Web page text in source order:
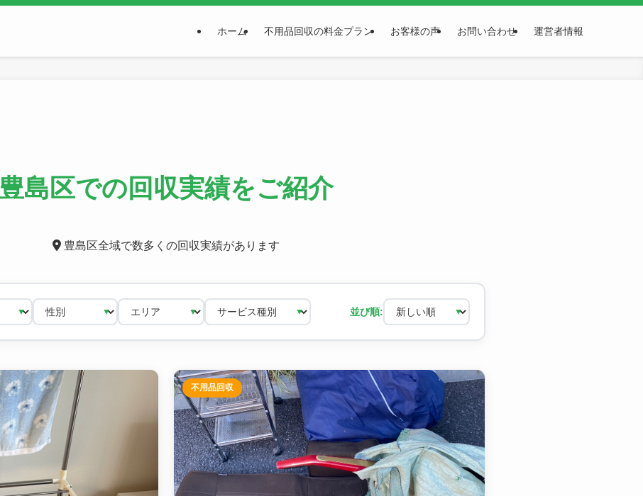
ホーム 不用品回収の料金プラン お客様の声 お問い合わせ 運営者情報
豊島区での回収実績をご紹介
豊島区全域で数多くの回収実績があります
並び順:
不用品回収